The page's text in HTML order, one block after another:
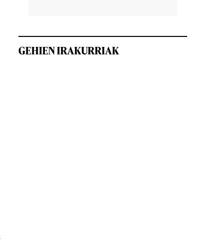
GEHIEN IRAKURRIAK